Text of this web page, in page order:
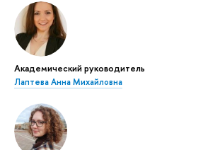
Академический руководитель
Лаптева Анна Михайловна